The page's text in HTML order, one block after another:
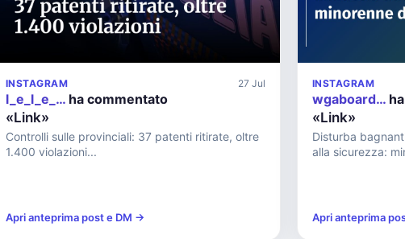
INSTAGRAM 27 Jul
l_e_l_e_… ha commentato
«Link»
Controlli sulle provinciali: 37 patenti ritirate, oltre
1.400 violazioni...
Apri anteprima post e DM →
INSTAGRAM
wgaboard…
«Link»
Disturba
alla sicurezza:
Apri anteprima